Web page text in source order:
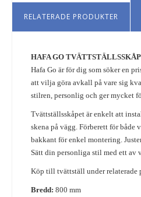
RELATERADE PRODUKTER
HAFA GO
Hafa Go är för dig som söker en
att vilja göra avkall på vare sig
stilren, personlig och ger mycket
Tvättställsskåpet är enkelt att
skena på vägg. Förberett för
bakkant för enkel montering.
Sätt din personliga stil med ett av
Köp till tvättställ under relaterade
Bredd: 800 mm